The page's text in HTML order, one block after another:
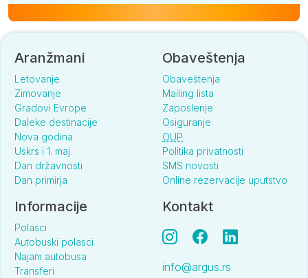
Aranžmani
Letovanje
Zimovanje
Gradovi Evrope
Daleke destinacije
Nova godina
Uskrs i 1. maj
Dan državnosti
Dan primirja
Obaveštenja
Obaveštenja
Mailing lista
Zaposlenje
Osiguranje
OUP
Politika privatnosti
SMS novosti
Online rezervacije uputstvo
Informacije
Polasci
Autobuski polasci
Najam autobusa
Transferi
Kontakt
info@argus.rs